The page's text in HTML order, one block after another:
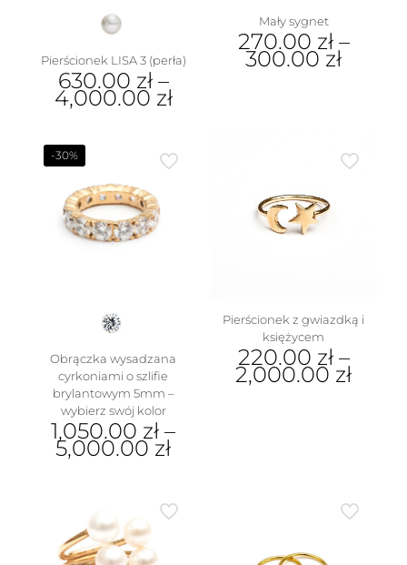
Pierścionek LISA 3 (perła)
630.00 zł–
4,000.00 zł
wariantów.
Opcje
można
wybrać
Mały sygnet
270.00 zł–
300.00 zł
wariantów.
wybrać
na
stronie
-30%
Obrączka wysadzana
cyrkoniami o szlifie
brylantowym 5mm –
wybierz swój kolor
1,050.00 zł –
5,000.00 zł
wiele
wariantów.
Opcje
Pierścionek z gwiazdką i
księżycem
220.00 zł–
2,000.00 zł
stronie